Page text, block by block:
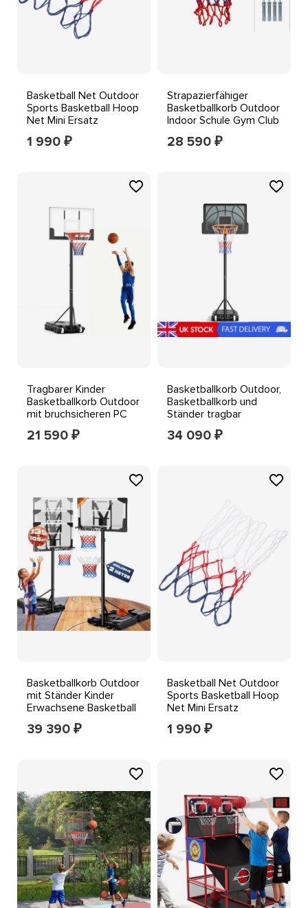
Basketball Net Outdoor
Sports Basketball Hoop
Net Mini Ersatz
Basketball Netz
1 990 ₽
Strapazierfähiger
Basketballkorb Outdoor
Indoor Schule Gym Club
Netz Trainingskorb
28 590 ₽
Tragbarer Kinder
Basketballkorb Outdoor
mit bruchsicheren PC
Rückwand Rollen 1966
21 590 ₽
Basketballkorb Outdoor,
Basketballkorb und
Ständer tragbar
höhenverstellbar
34 090 ₽
Basketballkorb Outdoor
mit Ständer Kinder
Erwachsene Basketball
Hoop wetterfest
39 390 ₽
Basketball Net Outdoor
Sports Basketball Hoop
Net Mini Ersatz
Basketball Netz
1 990 ₽